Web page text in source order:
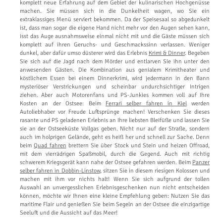
komplett neue Erfahrung auf dem Gebiet der kulinarischen Hochgenüsse
machen. Sie müssen sich in die Dunkelheit wagen, wo Sie ein
extraklassiges Menü serviert bekommen. Da der Speisesaal so abgedunkelt
ist, dass man sogar die eigene Hand nicht mehr vor den Augen sehen kann,
isst das Auge ausnahmsweise einmal nicht mit und die Gäste müssen sich
komplett auf ihren Geruchs- und Geschmackssinn verlassen. Weniger
dunkel, aber dafür umso düsterer wird das Erlebnis Krimi & Dinner. Begeben
Sie sich auf die Jagd nach dem Mörder und entlarven Sie ihn unter den
anwesenden Gästen. Die Kombination aus genialem Krimitheater und
köstlichem Essen bei einem Dinnerkrimi, wird jedermann in den Bann
mysteriöser Verstrickungen und scheinbar undurchsichtiger Intrigen
ziehen. Aber auch Motorenfans und PS-Junkies kommen voll auf Ihre
Kosten an der Ostsee: Beim Ferrari selber fahren in Kielwerden
Autoliebhaber vor Freude Luftsprünge machen! Verschenken Sie dieses
rasante und PS geladenen Erlebnis an Ihre liebsten Bleifüße und lassen Sie
sie an der Ostseeküste Vollgas geben. Nicht nur auf der Straße, sondern
auch im holprigen Gelände, geht es heiß her und schnell zur Sache. Denn
beimQuad fahren brettern Sie über Stock und Stein und heizen Offroad,
mit dem vierrädrigen Spaßmobil, durch die Gegend. Auch mit richtig
schwerem Kriegsgerät kann nahe der Ostsee gefahren werden. Beim Panzer
selber fahren in Dobbin-Linstow, sitzen Sie in diesem riesigen Kolossen und
machen mit ihm vor nichts halt! Wenn Sie sich aufgrund der tollen
Auswahl an unvergesslichen Erlebnisgeschenken nun nicht entscheiden
können, möchte wir Ihnen eine kleine Empfehlung geben: Nutzen Sie das
maritime Flair und genießen Sie beim Segeln an der Ostsee die einzigartige
Seeluft und die Aussicht auf das Meer!